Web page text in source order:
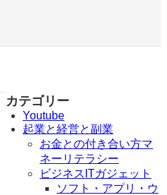
カテゴリー
Youtube
起業と経営と副業
お金との付き合い方マ
ネーリテラシー
ビジネスITガジェット
ソフト・アプリ・ウ